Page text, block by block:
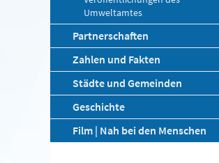
Umweltamtes
Partnerschaften
Zahlen und Fakten
Städte und Gemeinden
Geschichte
Film | Nah bei den Menschen